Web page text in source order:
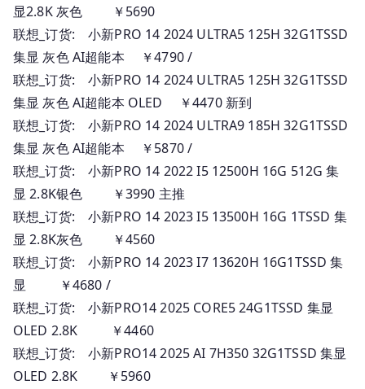
显2.8K 灰色 ￥5690
联想_订货: 小新PRO 14 2024 ULTRA5 125H 32G1TSSD
集显 灰色 AI超能本 ￥4790 /
联想_订货: 小新PRO 14 2024 ULTRA5 125H 32G1TSSD
集显 灰色 AI超能本 OLED ￥4470 新到
联想_订货: 小新PRO 14 2024 ULTRA9 185H 32G1TSSD
集显 灰色 AI超能本 ￥5870 /
联想_订货: 小新PRO 14 2022 I5 12500H 16G 512G 集
显 2.8K银色 ￥3990 主推
联想_订货: 小新PRO 14 2023 I5 13500H 16G 1TSSD 集
显 2.8K灰色 ￥4560
联想_订货: 小新PRO 14 2023 I7 13620H 16G1TSSD 集
显 ￥4680 /
联想_订货: 小新PRO14 2025 CORE5 24G1TSSD 集显
OLED 2.8K ￥4460
联想_订货: 小新PRO14 2025 AI 7H350 32G1TSSD 集显
OLED 2.8K ￥5960